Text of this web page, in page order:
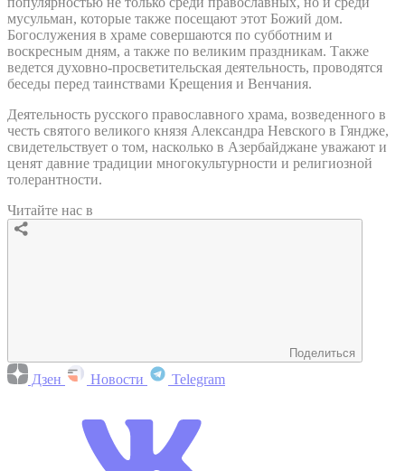
мусульман, которые также посещают этот Божий дом.
Богослужения в храме совершаются по субботним и
воскресным дням, а также по великим праздникам. Также
ведется духовно-просветительская деятельность, проводятся
беседы перед таинствами Крещения и Венчания.
Деятельность русского православного храма, возведенного в
честь святого великого князя Александра Невского в Гяндже,
свидетельствует о том, насколько в Азербайджане уважают и
ценят давние традиции многокультурности и религиозной
толерантности.
Читайте нас в
Поделиться
Дзен Новости Telegram